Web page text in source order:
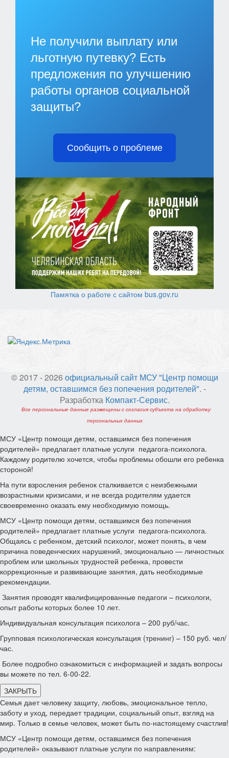
Не получили выплату или
льготную путевку? Есть
предложения по улучшению
работы органов социальной
защиты?
Сообщить о проблеме
Памятка о работе с сайтом bus.gov.ru
© 2017 - 2026 официальный сайт МСУ "Центр помощи
детям, оставшимся без попечения родителей". -
Разработка Компакт-Сервис.
Все персональные данные размещены с согласия субъекта на обработку
персональных данных
МСУ «Центр помощи детям, оставшимся без попечения
родителей» предлагает платные услуги педагога-психолога.
Каждому родителю хочется, чтобы проблемы обошли его ребенка
стороной!
На пути взросления ребенок сталкивается с неизбежными
возрастными кризисами, и не всегда родителям удается
своевременно оказать ему необходимую помощь.
МСУ «Центр помощи детям, оставшимся без попечения
родителей» предлагает платные услуги педагога-психолога.
Общаясь с ребенком, детский психолог, может понять, в чем
причина поведенческих нарушений, эмоционально — личностных
проблем или школьных трудностей ребенка, провести
коррекционные и развивающие занятия, дать необходимые
рекомендации.
Занятия проводят квалифицированные педагоги – психологи,
опыт работы которых более 10 лет.
Индивидуальная консультация психолога – 200 руб/час.
Групповая психологическая консультация (тренинг) – 150 руб. чел/
час.
Более подробно ознакомиться с информацией и задать вопросы
вы можете по тел. 6-00-22.
ЗАКРЫТЬ
Семья дает человеку защиту, любовь, эмоциональное тепло,
заботу и уход, передает традиции, социальный опыт, взгляд на
мир. Только в семье человек, может быть по-настоящему счастлив!
МСУ «Центр помощи детям, оставшимся без попечения
родителей» оказывают платные услуги по направлениям: